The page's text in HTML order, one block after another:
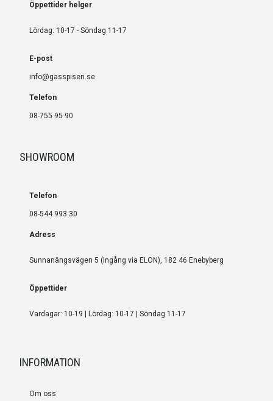
Öppettider helger
Lördag: 10-17 - Söndag 11-17
E-post
info@gasspisen.se
Telefon
08-755 95 90
SHOWROOM
Telefon
08-544 993 30
Adress
Sunnanängsvägen 5 (Ingång via ELON), 182 46 Enebyberg
Öppettider
Vardagar: 10-19 | Lördag: 10-17 | Söndag 11-17
INFORMATION
Om oss